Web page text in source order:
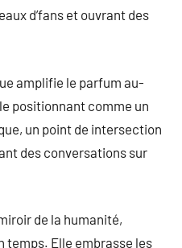
d’fans et ouvrant des
amplifie le parfum au-
positionnant comme un
un point de intersection
des conversations sur
de la humanité,
temps. Elle embrasse les